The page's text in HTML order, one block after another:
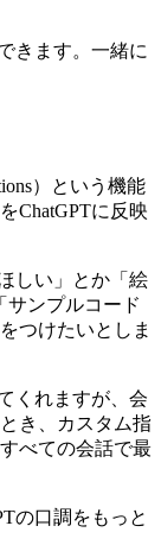
きます。一緒に
）という機能
ChatGPTに反映
しい」とか「絵
サンプルコード
つけたいとしま
くれますが、会
き、カスタム指
べての会話で最
の口調をもっと